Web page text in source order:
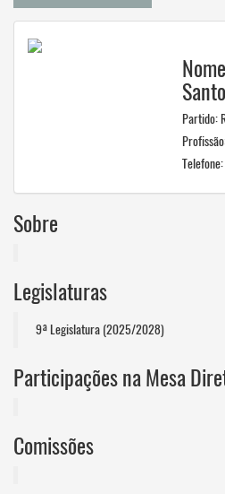
Partido:
Telefone:
Sobre
Legislaturas
9ª Legislatura (2025/2028)
Participações na Mesa
Comissões